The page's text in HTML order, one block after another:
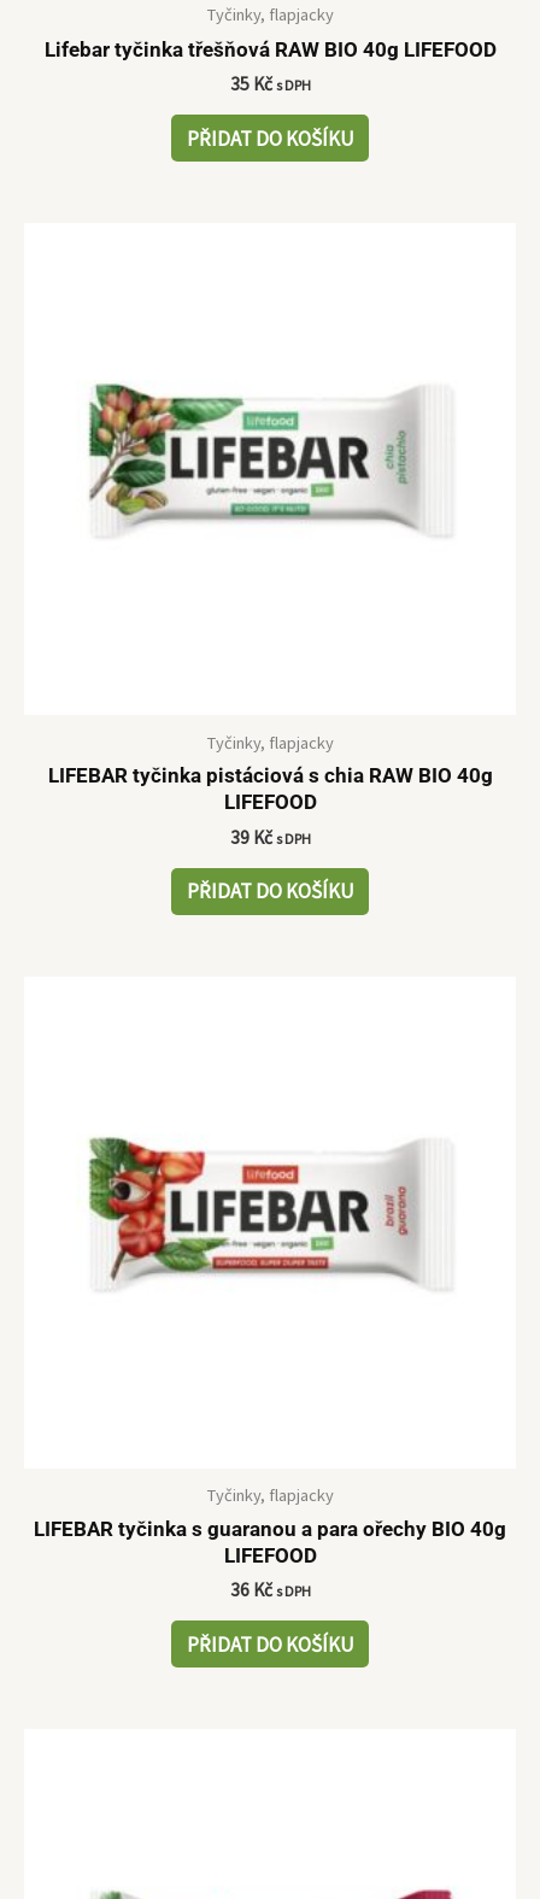
Tyčinky, flapjacky
Lifebar tyčinka třešňová RAW BIO 40g LIFEFOOD
35 Kč s DPH
PŘIDAT DO KOŠÍKU
Tyčinky, flapjacky
LIFEBAR tyčinka pistáciová s chia RAW BIO 40g
LIFEFOOD
39 Kč s DPH
PŘIDAT DO KOŠÍKU
Tyčinky, flapjacky
LIFEBAR tyčinka s guaranou a para ořechy BIO 40g
LIFEFOOD
36 Kč s DPH
PŘIDAT DO KOŠÍKU